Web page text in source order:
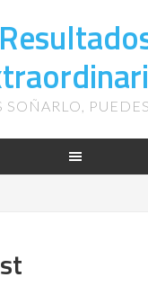
SOÑARLO,